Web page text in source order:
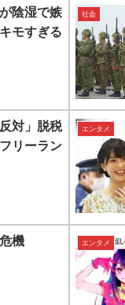
陰湿で嫉
モすぎる
社会
対」脱税
リーラン
エンタメ
機 エンタメ